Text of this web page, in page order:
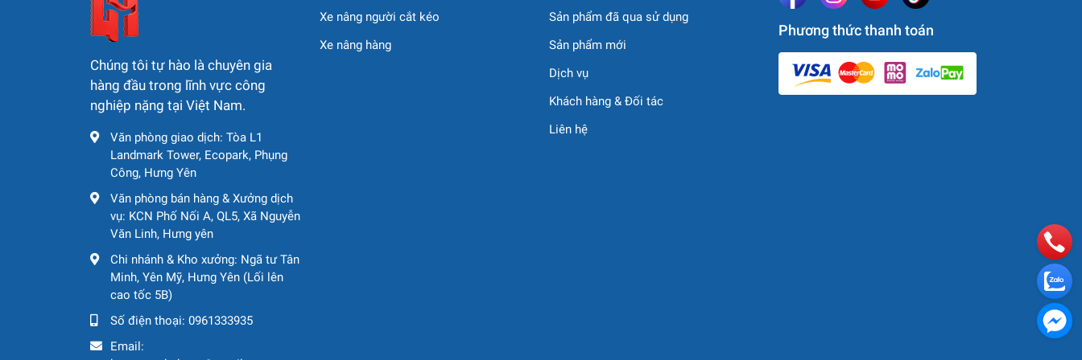
Người vận hành nên kiểm tra hệ thống điều khiển thủy lực để đảm bảo độ nhạy và phản hồi chính xác.
🌐 Ứng dụng mẫu công trình
Máy xúc Doosan DX559C phù hợp thi công:
Đào rãnh, đào móng, nạo vét kênh rạch
Công trình nông nghiệp, trang trại, công viên cây xanh
Dự án san lấp, sửa chữa cơ sở hạ tầng khu đô thị nhỏ
Chúng tôi tự hào là chuyên gia
hàng đầu trong lĩnh vực công
nghiệp nặng tại Việt Nam.
Văn phòng giao dịch: Tòa L1
Landmark Tower, Ecopark, Phụng
Công, Hưng Yên
Văn phòng bán hàng & Xưởng dịch
vụ: KCN Phố Nối A, QL5, Xã Nguyễn
Văn Linh, Hưng yên
Chi nhánh & Kho xưởng: Ngã tư Tân
Minh, Yên Mỹ, Hưng Yên (Lối lên
cao tốc 5B)
Số điện thoại: 0961333935
Email:
Xe nâng người cắt kéo
Xe nâng hàng
Sản phẩm đã qua sử dụng
Sản phẩm mới
Dịch vụ
Khách hàng & Đối tác
Liên hệ
Phương thức thanh toán